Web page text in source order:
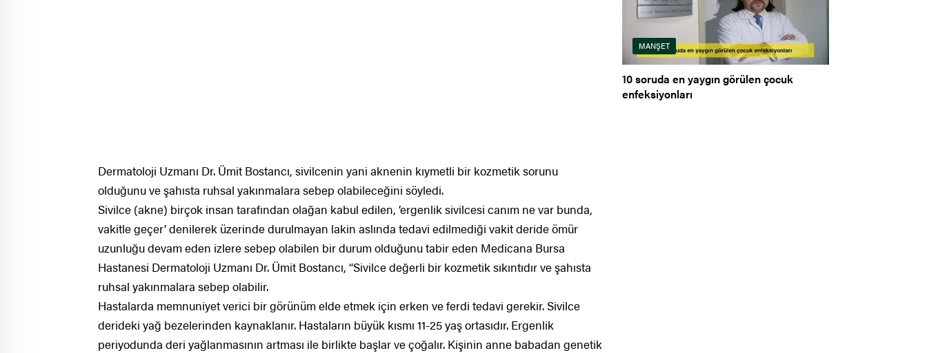
Dermatoloji Uzmanı Dr. Ümit Bostancı, sivilcenin yani aknenin kıymetli bir kozmetik sorunu
olduğunu ve şahısta ruhsal yakınmalara sebep olabileceğini söyledi.
Sivilce (akne) birçok insan tarafından olağan kabul edilen, ’ergenlik sivilcesi canım ne var bunda,
vakitle geçer’ denilerek üzerinde durulmayan lakin aslında tedavi edilmediği vakit deride ömür
uzunluğu devam eden izlere sebep olabilen bir durum olduğunu tabir eden Medicana Bursa
Hastanesi Dermatoloji Uzmanı Dr. Ümit Bostancı, “Sivilce değerli bir kozmetik sıkıntıdır ve şahısta
ruhsal yakınmalara sebep olabilir.
Hastalarda memnuniyet verici bir görünüm elde etmek için erken ve ferdi tedavi gerekir. Sivilce
derideki yağ bezelerinden kaynaklanır. Hastaların büyük kısmı 11-25 yaş ortasıdır. Ergenlik
periyodunda deri yağlanmasının artması ile birlikte başlar ve çoğalır. Kişinin anne babadan genetik
MANŞET
10 soruda en yaygın görülen çocuk
enfeksiyonları